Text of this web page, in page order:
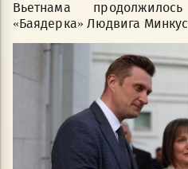
Вьетнама
«Баядерка» Людвига